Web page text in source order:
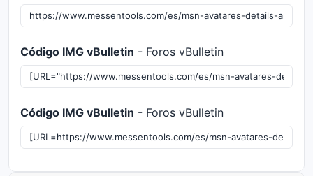
Código IMG vBulletin - Foros vBulletin
Código IMG vBulletin - Foros vBulletin